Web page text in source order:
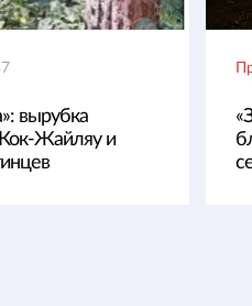
вырубка
Жайляу и